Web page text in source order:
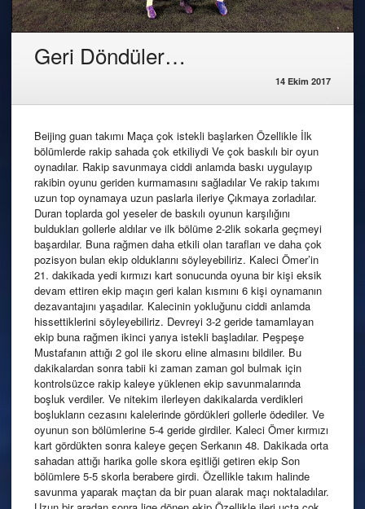
Geri Döndüler…
14 Ekim 2017
Beijing guan takımı Maça çok istekli başlarken Özellikle İlk
bölümlerde rakip sahada çok etkiliydi Ve çok baskılı bir oyun
oynadılar. Rakip savunmaya ciddi anlamda baskı uygulayıp
rakibin oyunu geriden kurmamasını sağladılar Ve rakip takımı
uzun top oynamaya uzun paslarla ileriye Çıkmaya zorladılar.
Duran toplarda gol yeseler de baskılı oyunun karşılığını
buldukları gollerle aldılar ve ilk bölüme 2-2lik sokarla geçmeyi
başardılar. Buna rağmen daha etkili olan tarafları ve daha çok
pozisyon bulan ekip olduklarını söyleyebiliriz. Kaleci Ömer’in
21. dakikada yedi kırmızı kart sonucunda oyuna bir kişi eksik
devam ettiren ekip maçın geri kalan kısmını 6 kişi oynamanın
dezavantajını yaşadılar. Kalecinin yokluğunu ciddi anlamda
hissettiklerini söyleyebiliriz. Devreyi 3-2 geride tamamlayan
ekip buna rağmen ikinci yarıya istekli başladılar. Peşpeşe
Mustafanın attığı 2 gol ile skoru eline almasını bildiler. Bu
dakikalardan sonra tabii ki zaman zaman gol bulmak için
kontrolsüzce rakip kaleye yüklenen ekip savunmalarında
boşluk verdiler. Ve nitekim ilerleyen dakikalarda verdikleri
boşlukların cezasını kalelerinde gördükleri gollerle ödediler. Ve
oyunun son bölümlerine 5-4 geride girdiler. Kaleci Ömer kırmızı
kart gördükten sonra kaleye geçen Serkanın 48. Dakikada orta
sahadan attığı harika golle skora eşitliği getiren ekip Son
bölümlere 5-5 skorla berabere girdi. Özellikle takım halinde
savunma yaparak maçtan da bir puan alarak maçı noktaladılar.